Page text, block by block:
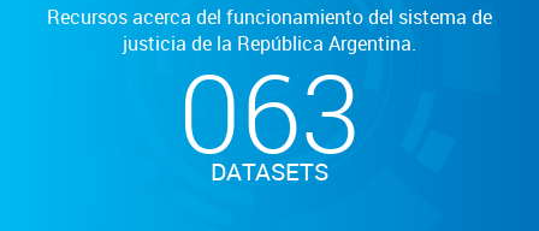
Recursos acerca del funcionamiento del sistema de
justicia de la República Argentina.
063
DATASETS